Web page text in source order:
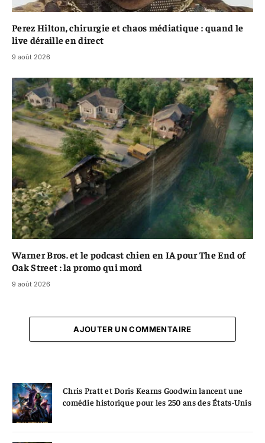
Perez Hilton, chirurgie et chaos médiatique : quand le
live déraille en direct
9 août 2026
Warner Bros. et le podcast chien en IA pour The End of
Oak Street : la promo qui mord
9 août 2026
AJOUTER UN COMMENTAIRE
Chris Pratt et Doris Kearns Goodwin lancent une
comédie historique pour les 250 ans des États-Unis